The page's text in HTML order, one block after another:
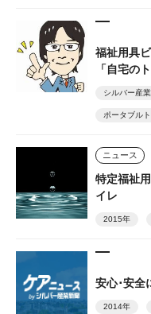
福祉用具
「自宅の
シルバー産
ポータブル
ニュース
特定福祉
イレ
2015年
安心･安全
2014年